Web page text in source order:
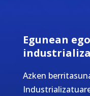
Egunean
Azken